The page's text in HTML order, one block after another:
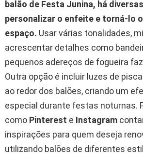
balão de Festa Junina, há
personalizar o enfeite e torná-lo
espaço. Usar várias tonalidades,
acrescentar detalhes como
pequenos adereços de fogueira
Outra opção é incluir luzes de
ao redor dos balões, criando um
especial durante festas noturnas.
como Pinterest e Instagram
inspirações para quem deseja
utilizando balões de diferentes